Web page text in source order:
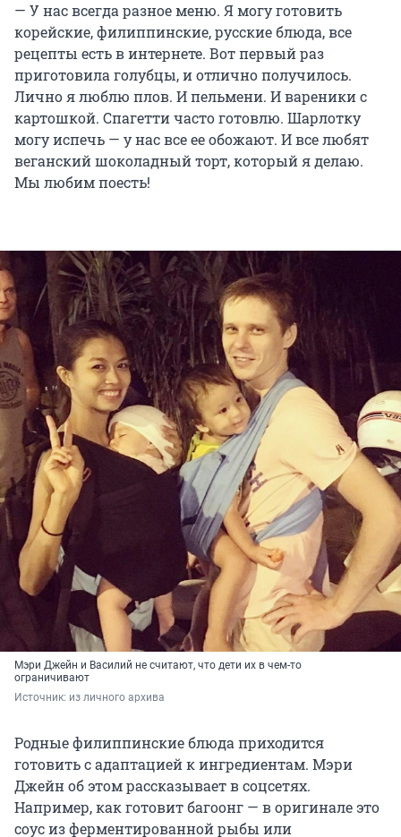
— У нас всегда разное меню. Я могу готовить
корейские, филиппинские, русские блюда, все
рецепты есть в интернете. Вот первый раз
приготовила голубцы, и отлично получилось.
Лично я люблю плов. И пельмени. И вареники с
картошкой. Спагетти часто готовлю. Шарлотку
могу испечь — у нас все ее обожают. И все любят
веганский шоколадный торт, который я делаю.
Мы любим поесть!
Мэри Джейн и Василий не считают, что дети их в чем-то
ограничивают
Источник: из личного архива
Родные филиппинские блюда приходится
готовить с адаптацией к ингредиентам. Мэри
Джейн об этом рассказывает в соцсетях.
Например, как готовит багоонг — в оригинале это
соус из ферментированной рыбы или